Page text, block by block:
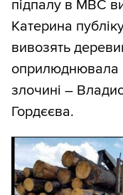
підпалу в МВС
Катерина
вивозять
оприлюднювала
злочині –
Гордєєва.